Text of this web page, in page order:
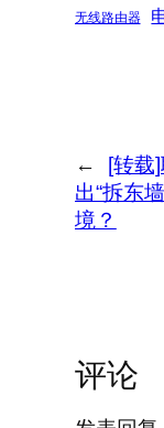
无线路由器
←
[转载
出“拆东
境？
评论